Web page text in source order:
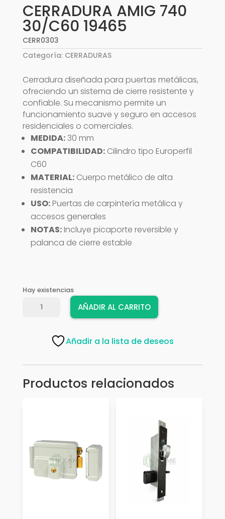
CERRADURA AMIG 740
30/C60 19465
CERR0303
Categoría: CERRADURAS
Cerradura diseñada para puertas metálicas,
ofreciendo un sistema de cierre resistente y
confiable. Su mecanismo permite un
funcionamiento suave y seguro en accesos
residenciales o comerciales.
MEDIDA:30 mm
COMPATIBILIDAD:Cilindro tipo Europerfil
C60
MATERIAL:Cuerpo metálico de alta
resistencia
USO:Puertas de carpintería metálica y
accesos generales
NOTAS:Incluye picaporte reversible y
palanca de cierre estable
Hay existencias
CERRADURA
AÑADIR AL CARRITO
Añadir a la lista de deseos
Productos relacionados